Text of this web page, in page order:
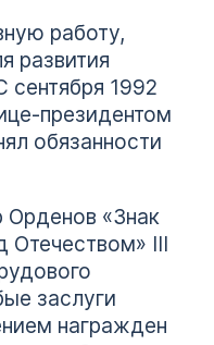
работу,
развития
сентября 1992
президентом
обязанности
Орденов «Знак
Отечеством» III
заслуги
награжден